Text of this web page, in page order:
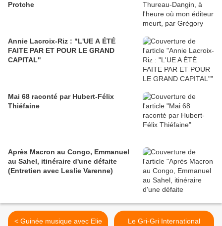
Protche
Annie Lacroix-Riz : "L'UE A ÉTÉ
FAITE PAR ET POUR LE GRAND
CAPITAL"
Mai 68 raconté par Hubert-Félix
Thiéfaine
Après Macron au Congo, Emmanuel
au Sahel, itinéraire d'une défaite
(Entretien avec Leslie Varenne)
< Guinée musique avec Elie
Le Gri-Gri International